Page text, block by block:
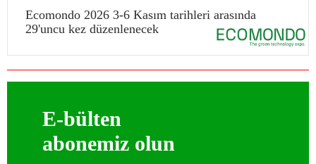
Ecomondo 2026 3-6 Kasım tarihleri arasında
29'uncu kez düzenlenecek
E-bülten
abonemiz olun